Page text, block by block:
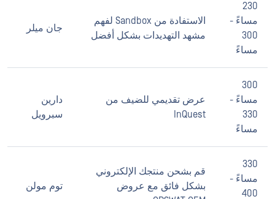
230
مساءً -
300
مساءً
الاستفادة من Sandbox لفهم
مشهد التهديدات بشكل أفضل
جان ميلر
300
مساءً -
330
مساءً
عرض تقديمي للضيف من
InQuest
دارين
سبرويل
330
مساءً -
400
قم بشحن منتجك الإلكتروني
بشكل فائق مع عروض
توم مولن